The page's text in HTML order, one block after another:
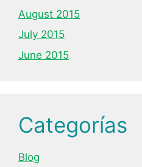
August 2015
July 2015
June 2015
Categorías
Blog